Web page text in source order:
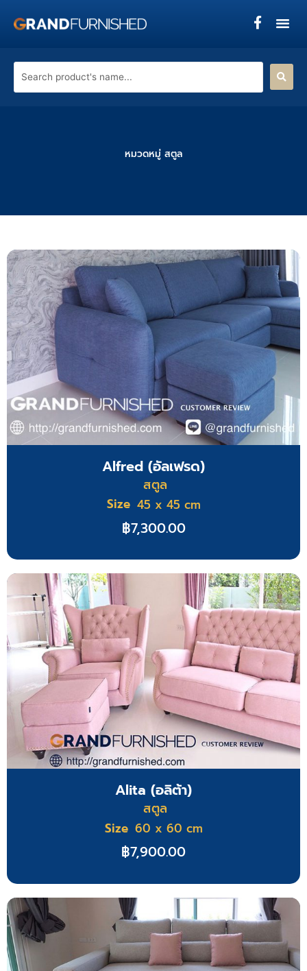
product's
หมวดหมู่ สตูล
Alfred (อัลเฟรด)
สตูล
Size 45 x 45 cm
฿7,300.00
Alita (อลิต้า)
สตูล
Size 60 x 60 cm
฿7,900.00